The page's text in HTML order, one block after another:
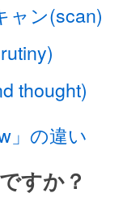
ャン(scan)
thought)
」の違い
すか？